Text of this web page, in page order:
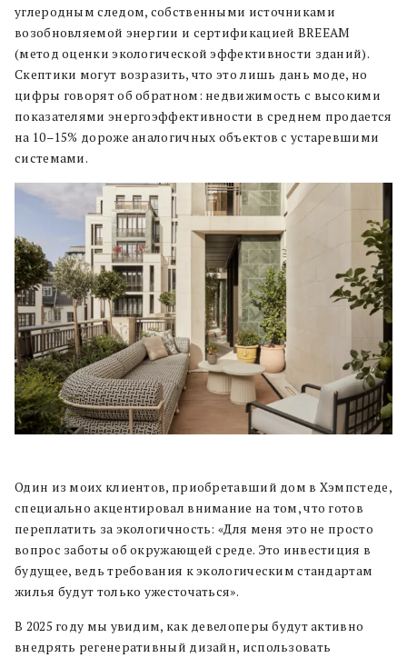
углеродным следом, собственными источниками
возобновляемой энергии и сертификацией BREEAM
(метод оценки экологической эффективности зданий).
Скептики могут возразить, что это лишь дань моде, но
цифры говорят об обратном: недвижимость с высокими
показателями энергоэффективности в среднем продается
на 10–15% дороже аналогичных объектов с устаревшими
системами.
Один из моих клиентов, приобретавший дом в Хэмпстеде,
специально акцентировал внимание на том, что готов
переплатить за экологичность: «Для меня это не просто
вопрос заботы об окружающей среде. Это инвестиция в
будущее, ведь требования к экологическим стандартам
жилья будут только ужесточаться».
В 2025 году мы увидим, как девелоперы будут активно
внедрять регенеративный дизайн, использовать